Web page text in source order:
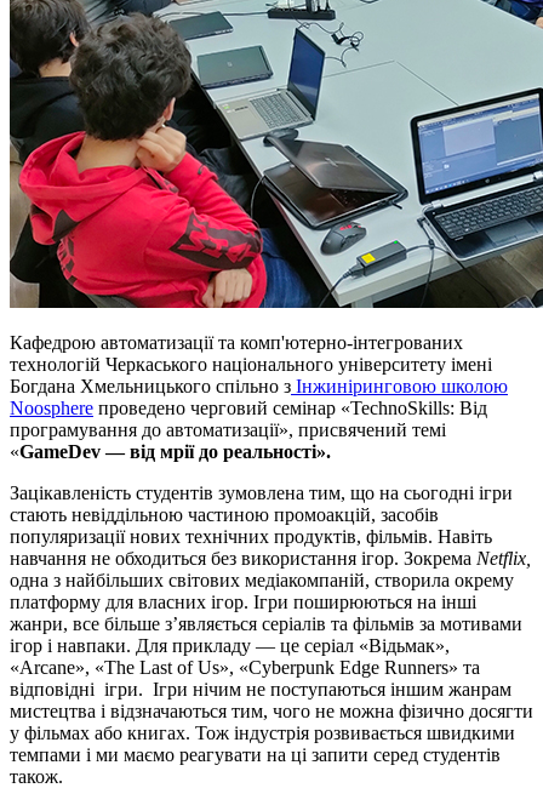
Кафедрою автоматизації та комп'ютерно-інтегрованих
технологій Черкаського національного університету імені
Богдана Хмельницького спільно з Інжиніринговою школою
Noosphere проведено черговий семінар «TechnoSkills: Від
програмування до автоматизації», присвячений темі
«GameDev — від мрії до реальності».
Зацікавленість студентів зумовлена тим, що на сьогодні ігри
стають невіддільною частиною промоакцій, засобів
популяризації нових технічних продуктів, фільмів. Навіть
навчання не обходиться без використання ігор. Зокрема Netflix,
одна з найбільших світових медіакомпаній, створила окрему
платформу для власних ігор. Ігри поширюються на інші
жанри, все більше з’являється серіалів та фільмів за мотивами
ігор і навпаки. Для прикладу — це серіал «Відьмак»,
«Arcane», «The Last of Us», «Cyberpunk Edge Runners» та
відповідні ігри. Ігри нічим не поступаються іншим жанрам
мистецтва і відзначаються тим, чого не можна фізично досягти
у фільмах або книгах. Тож індустрія розвивається швидкими
темпами і ми маємо реагувати на ці запити серед студентів
також.